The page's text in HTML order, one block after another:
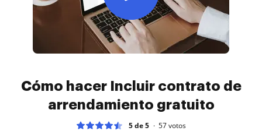
Cómo hacer Incluir contrato de
arrendamiento gratuito
5 de 5 57votos